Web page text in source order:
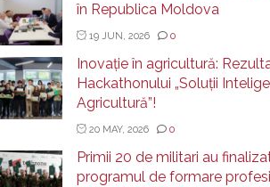
în Republica Moldova
19 JUN, 2026 0
Inovație în agricultură:
Hackathonului „Soluții
Agricultură”!
20 MAY, 2026 0
Primii 20 de militari au
programul de formare